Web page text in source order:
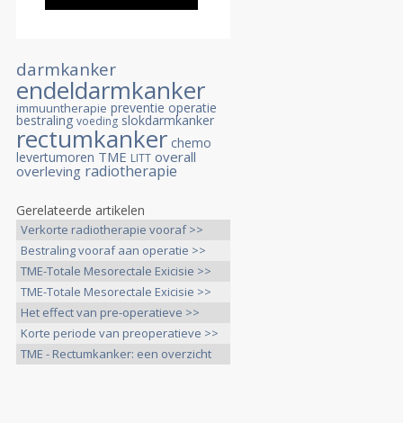
darmkanker
endeldarmkanker
immuuntherapie preventie operatie
bestraling voeding slokdarmkanker
rectumkanker chemo
levertumoren TME LITT overall
overleving radiotherapie
Gerelateerde artikelen
Verkorte radiotherapie vooraf >>
Bestraling vooraf aan operatie >>
TME-Totale Mesorectale Exicisie >>
TME-Totale Mesorectale Exicisie >>
Het effect van pre-operatieve >>
Korte periode van preoperatieve >>
TME - Rectumkanker: een overzicht